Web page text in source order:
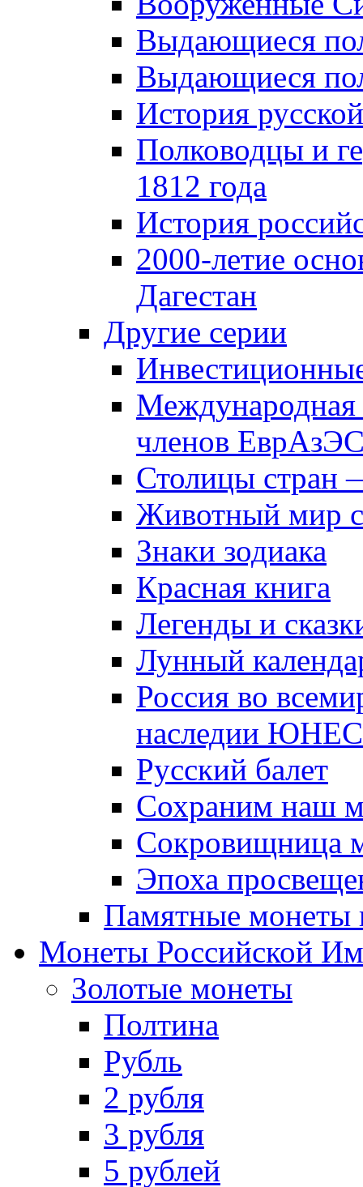
Выдающиеся
Выдающиеся
История
Полководцы и
1812 года
История
2000-летие
Дагестан
Другие серии
Международная
членов
Столицы стран
Животный мир
Знаки зодиака
Красная книга
Легенды и
Лунный
Россия во
наследии
Русский балет
Сохраним наш
Сокровищница
Эпоха
Памятные монеты
Монеты Российской
Золотые монеты
Полтина
Рубль
2 рубля
3 рубля
5 рублей